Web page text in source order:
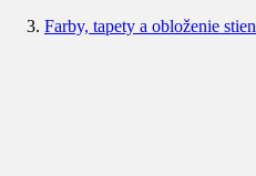
Farby, tapety a obloženie stien